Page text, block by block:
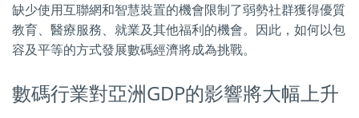
缺少使用互聯網和智慧裝置的機會限制了弱勢社群獲得優質
教育、醫療服務、就業及其他福利的機會。因此，如何以包
容及平等的方式發展數碼經濟將成為挑戰。
數碼行業對亞洲GDP的影響將大幅上升